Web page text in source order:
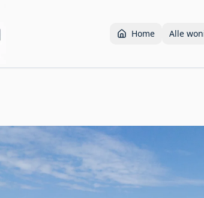
Home Alle